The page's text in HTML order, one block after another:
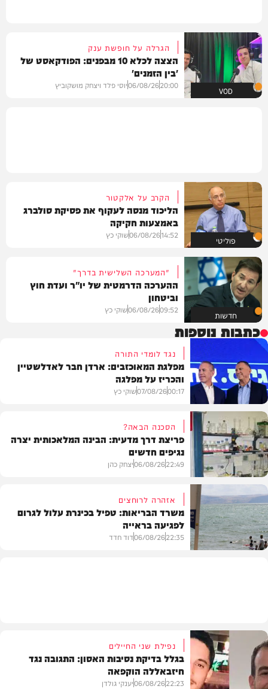
VOD
הגרלה על חופשת ענק
הצצה לכלא 10 מבפנים: הפודקאסט של
'בין הזמנים'
20:00
06/08/26יוסי פלד ויצחק מושקוביץ
פוליטי
הקרב על אלקטור
הליכוד מנסה לעקוף את פסיקת סולברג
באמצעות חקיקה
14:52
06/08/26שוקי כץ
חדשות
"המערכה השלישית בדרך"
ההערכה הדרמטית של יו"ר ועדת חוץ
וביטחון
09:52
06/08/26שוקי כץ
כתבות נוספות
פוליטי
נגד לומדי התורה
מפלגת המאוכזבים: ארדן חבר לאדלשטיין
והכריז על מפלגה
00:17
07/08/26שוקי כץ
בריאות
הסכנה הבאה?
פריצת דרך מדעית: הבינה המלאכותית יצרה
נגיפים חדשים
22:49
06/08/26יצחק כהן
אזהרה לרוחצים
משרד הבריאות: טפיל בכינרת עלול לגרום
לפגיעה בראייה
22:35
06/08/26דוד חדד
נפילת שני החיילים
בגלל בדיקת נסיבות האסון: התגובה נגד
חיזבאללה הוקפאה
22:23
06/08/26יענקי גולדן